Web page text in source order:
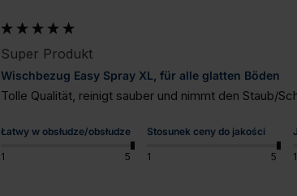
Super Produkt
Wischbezug Easy Spray XL, für alle glatten Böden
Tolle Qualität, reinigt sauber und nimmt den Staub/
Łatwy w obsłudze/obsłudze
1 5
Stosunek ceny do jakości
1 5 1